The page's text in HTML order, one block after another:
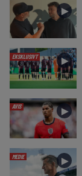
►
EKSKLUSIVT ►
AVIS ►
MEDIE ►